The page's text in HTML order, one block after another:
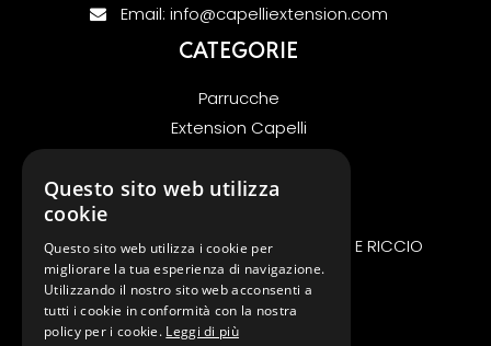
Email: info@capelliextension.com
CATEGORIE
Parrucche
Extension Capelli
Offerte
KIT UV V-LIGHT EXTENSION
EXTENSION BIOADESIVO FASCIA LARGA E RICCIO
Extension Nano Microring
INFORMAZIONI
Questo sito web utilizza
cookie
Questo sito web utilizza i cookie per
migliorare la tua esperienza di navigazione.
Utilizzando il nostro sito web acconsenti a
tutti i cookie in conformità con la nostra
policy per i cookie. Leggi di più